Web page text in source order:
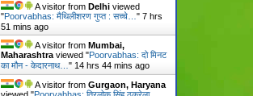
A visitor from Delhiviewed
"Poorvabhas: मैथिलीशरण गुप्त : सच्चे… " 7 hrs
51 mins ago
A visitor from Mumbai,
Maharashtraviewed "Poorvabhas: दो मिनट
का मौन - केदारनाथ… " 14 hrs 44 mins ago
A visitor from Gurgaon, Haryana
viewed "Poorvabhas: त्रिलोक सिंह ठकुरेला